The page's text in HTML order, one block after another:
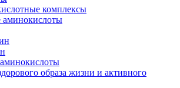
комплексы
образа жизни и активного